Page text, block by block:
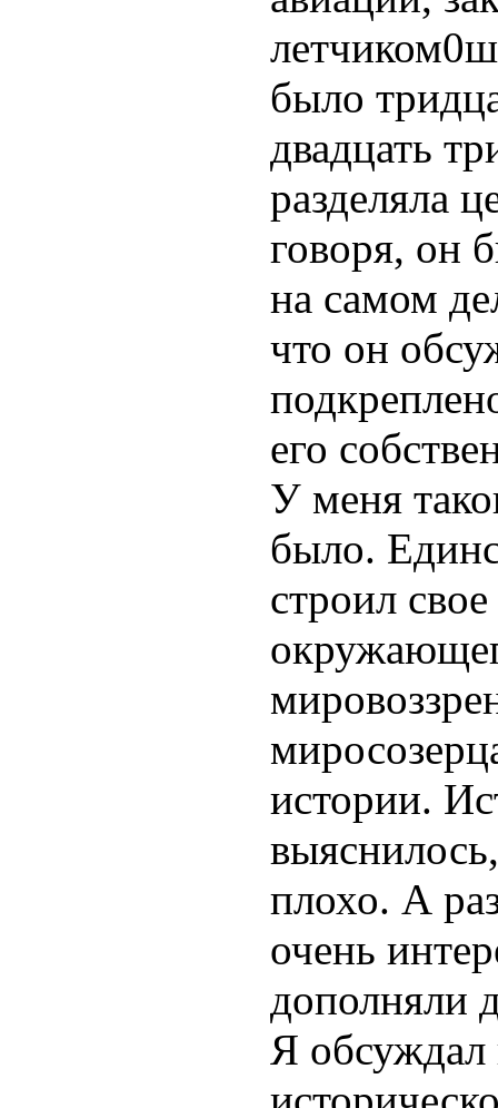
было
двадцать
разделяла
говоря, он
на самом
что он
его
У меня
было.
строил
истории.
плохо. А
очень
дополняли
Я обсуждал